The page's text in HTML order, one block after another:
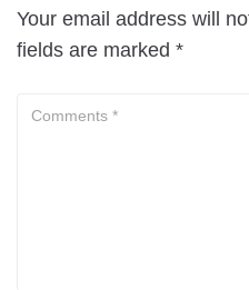
Your email address will
fields are marked *